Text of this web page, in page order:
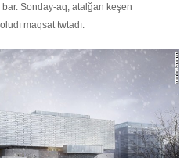
Sonday-aq, atalğan keşen
maqsat twtadı.